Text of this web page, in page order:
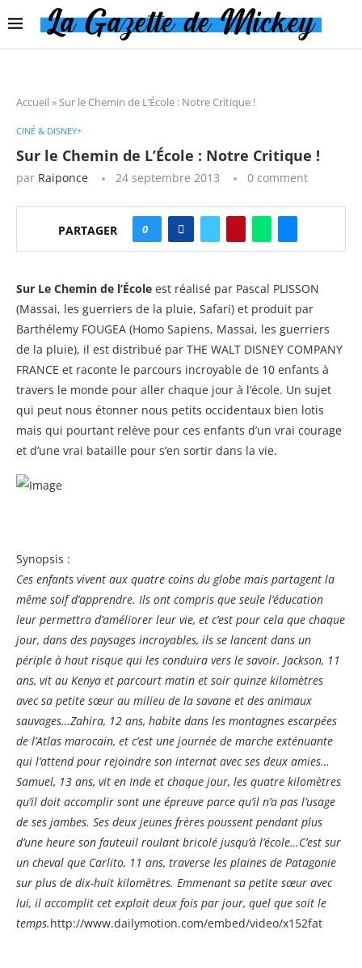
Accueil »Sur le Chemin de L’École : Notre Critique !
CINÉ & DISNEY+
Sur le Chemin de L’École : Notre Critique !
par Raiponce 24 septembre 2013 0 comment
PARTAGER 0
Sur Le Chemin de l’École est réalisé par Pascal PLISSON
(Massai, les guerriers de la pluie, Safari) et produit par
Barthélemy FOUGEA (Homo Sapiens, Massai, les guerriers
de la pluie), il est distribué par THE WALT DISNEY COMPANY
FRANCE et raconte le parcours incroyable de 10 enfants à
travers le monde pour aller chaque jour à l’école. Un sujet
qui peut nous étonner nous petits occidentaux bien lotis
mais qui pourtant relève pour ces enfants d’un vrai courage
et d’une vrai bataille pour s’en sortir dans la vie.
Synopsis :
Ces enfants vivent aux quatre coins du globe mais partagent la
même soif d’apprendre. Ils ont compris que seule l’éducation
leur permettra d’améliorer leur vie, et c’est pour cela que chaque
jour, dans des paysages incroyables, ils se lancent dans un
périple à haut risque qui les conduira vers le savoir. Jackson, 11
ans, vit au Kenya et parcourt matin et soir quinze kilomètres
avec sa petite sœur au milieu de la savane et des animaux
sauvages…Zahira, 12 ans, habite dans les montagnes escarpées
de l’Atlas marocain, et c’est une journée de marche exténuante
qui l’attend pour rejoindre son internat avec ses deux amies…
Samuel, 13 ans, vit en Inde et chaque jour, les quatre kilomètres
qu’il doit accomplir sont une épreuve parce qu’il n’a pas l’usage
de ses jambes. Ses deux jeunes frères poussent pendant plus
d’une heure son fauteuil roulant bricolé jusqu’à l’école…C’est sur
un cheval que Carlito, 11 ans, traverse les plaines de Patagonie
sur plus de dix-huit kilomètres. Emmenant sa petite sœur avec
lui, il accomplit cet exploit deux fois par jour, quel que soit le
temps.http://www.dailymotion.com/embed/video/x152fat